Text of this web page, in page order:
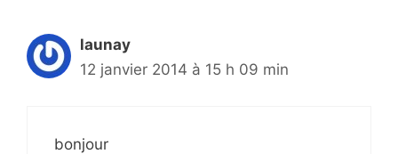
launay
12 janvier 2014 à 15 h 09 min
bonjour